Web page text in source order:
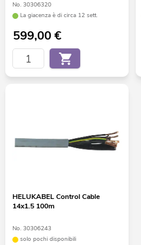
No. 30306320
La giacenza è di circa 12 sett.
599,00€
HELUKABEL Control Cable
14x1.5 100m
No. 30306243
solo pochi disponibili